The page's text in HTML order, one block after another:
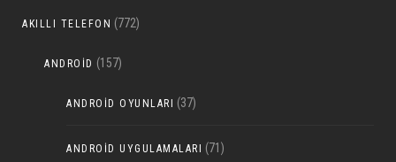
AKILLI TELEFON (772)
ANDROID (157)
ANDROID OYUNLARI (37)
ANDROID UYGULAMALARI (71)